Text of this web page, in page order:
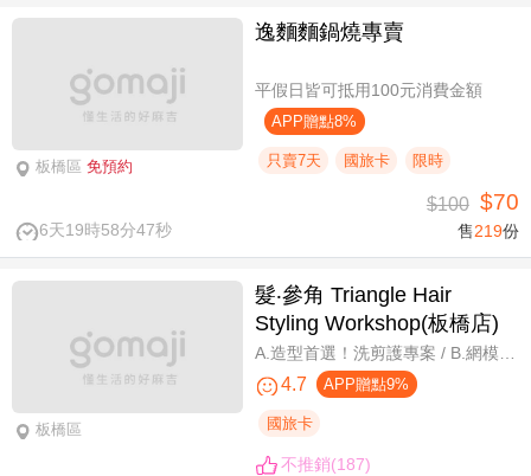
板橋區 免預約
逸麵麵鍋燒專賣
平假日皆可抵用100元消費金額
APP贈點8%
只賣7天 國旅卡 限時
6天19時58分47秒
$100 $70
售219份
板橋區
髮‧參角 Triangle Hair
Styling Workshop(板橋店)
4.7 APP贈點9%
國旅卡
不推銷(187)